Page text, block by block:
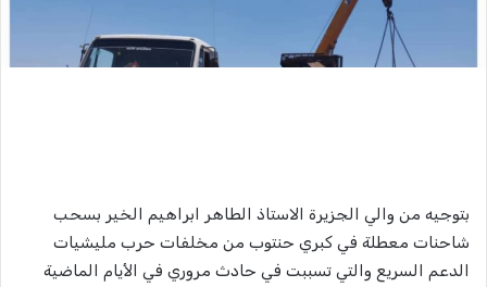
بتوجيه من والي الجزيرة الاستاذ الطاهر ابراهيم الخير بسحب
شاحنات معطلة في كبري حنتوب من مخلفات حرب مليشيات
الدعم السريع والتي تسببت في حادث مروري في الأيام الماضية